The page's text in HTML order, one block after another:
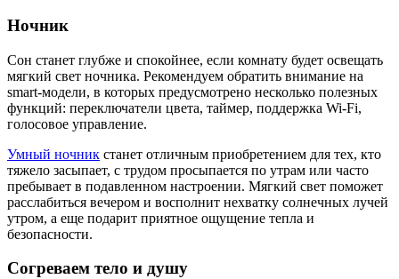
Ночник
Сон станет глубже и спокойнее, если комнату будет освещать
мягкий свет ночника. Рекомендуем обратить внимание на
smart-модели, в которых предусмотрено несколько полезных
функций: переключатели цвета, таймер, поддержка Wi-Fi,
голосовое управление.
Умный ночник станет отличным приобретением для тех, кто
тяжело засыпает, с трудом просыпается по утрам или часто
пребывает в подавленном настроении. Мягкий свет поможет
расслабиться вечером и восполнит нехватку солнечных лучей
утром, а еще подарит приятное ощущение тепла и
безопасности.
Согреваем тело и душу